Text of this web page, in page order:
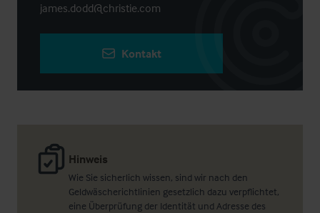
Hinweis
Wie Sie sicherlich wissen, sind wir nach den
Geldwäscherichtlinien gesetzlich dazu verpflichtet,
eine Überprüfung der Identität und Adresse des
james.dodd@christie.com
Kontakt